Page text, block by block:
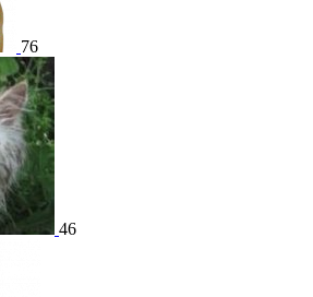
76
46